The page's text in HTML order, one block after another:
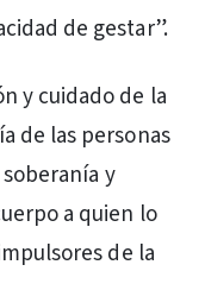
de gestar”.
y cuidado de la
de las personas
y
a quien lo
de la